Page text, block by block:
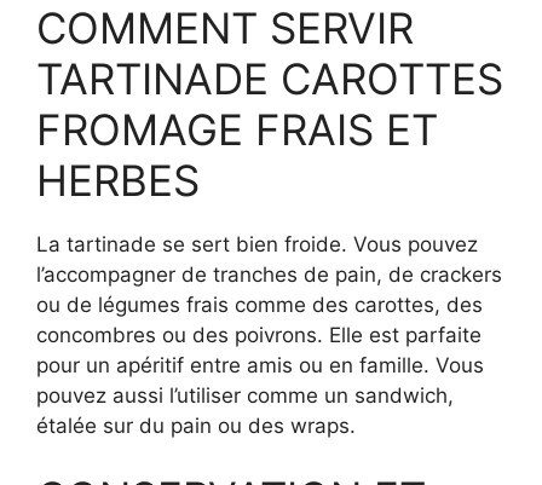
COMMENT SERVIR
TARTINADE CAROTTES
FROMAGE FRAIS ET
HERBES
La tartinade se sert bien froide. Vous pouvez
l’accompagner de tranches de pain, de crackers
ou de légumes frais comme des carottes, des
concombres ou des poivrons. Elle est parfaite
pour un apéritif entre amis ou en famille. Vous
pouvez aussi l’utiliser comme un sandwich,
étalée sur du pain ou des wraps.